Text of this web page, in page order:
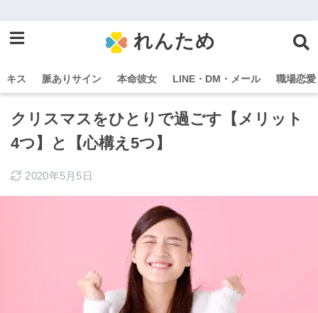
れんため
キス 脈ありサイン 本命彼女 LINE・DM・メール 職場恋愛
クリスマスをひとりで過ごす【メリット
4つ】と【心構え5つ】
2020年5月5日